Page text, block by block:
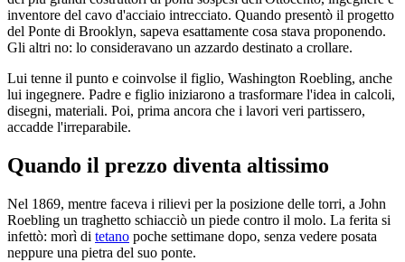
inventore del cavo d'acciaio intrecciato. Quando presentò il progetto
del Ponte di Brooklyn, sapeva esattamente cosa stava proponendo.
Gli altri no: lo consideravano un azzardo destinato a crollare.
Lui tenne il punto e coinvolse il figlio, Washington Roebling, anche
lui ingegnere. Padre e figlio iniziarono a trasformare l'idea in calcoli,
disegni, materiali. Poi, prima ancora che i lavori veri partissero,
accadde l'irreparabile.
Quando il prezzo diventa altissimo
Nel 1869, mentre faceva i rilievi per la posizione delle torri, a John
Roebling un traghetto schiacciò un piede contro il molo. La ferita si
infettò: morì di tetano poche settimane dopo, senza vedere posata
neppure una pietra del suo ponte.